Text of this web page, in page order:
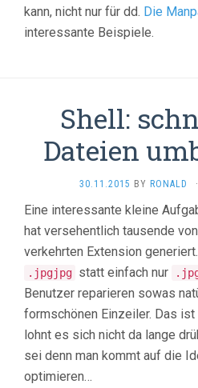
kann, nicht nur für dd. Die
interessante Beispiele.
Shell:
Dateien
30.11.2015 BY RONALD ·
Eine interessante kleine
hat versehentlich tausende
verkehrten Extension
.jpgjpg statt einfach nur
Benutzer reparieren sowas
formschönen Einzeiler. Das
lohnt es sich nicht da lange
sei denn man kommt auf die
optimieren…